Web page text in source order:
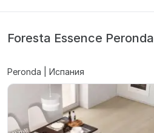
Foresta Essence Peronda
Peronda | Испания